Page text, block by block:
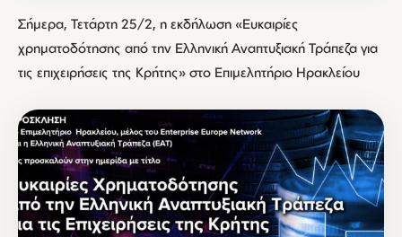
Σήμερα, Τετάρτη 25/2, η εκδήλωση «Ευκαιρίες
χρηματοδότησης από την Ελληνική Αναπτυξιακή Τράπεζα για
τις επιχειρήσεις της Κρήτης» στο Επιμελητήριο Ηρακλείου